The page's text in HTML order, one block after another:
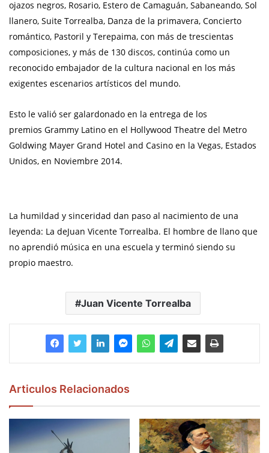
ojazos negros, Rosario, Estero de Camaguán, Sabaneando, Sol
llanero, Suite Torrealba, Danza de la primavera, Concierto
romántico, Pastoril y Terepaima, con más de trescientas
composiciones, y más de 130 discos, continúa como un
reconocido embajador de la cultura nacional en los más
exigentes escenarios artísticos del mundo.
Esto le valió ser galardonado en la entrega de los
premios Grammy Latino en el Hollywood Theatre del Metro
Goldwing Mayer Grand Hotel and Casino en la Vegas, Estados
Unidos, en Noviembre 2014.
La humildad y sinceridad dan paso al nacimiento de una
leyenda: La deJuan Vicente Torrealba. El hombre de llano que
no aprendió música en una escuela y terminó siendo su
propio maestro.
Juan Vicente Torrealba
Articulos Relacionados